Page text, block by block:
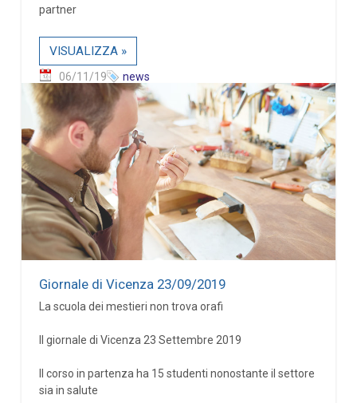
partner
VISUALIZZA »
06/11/19 news
Giornale di Vicenza 23/09/2019
La scuola dei mestieri non trova orafi
Il giornale di Vicenza 23 Settembre 2019
Il corso in partenza ha 15 studenti nonostante il settore
sia in salute